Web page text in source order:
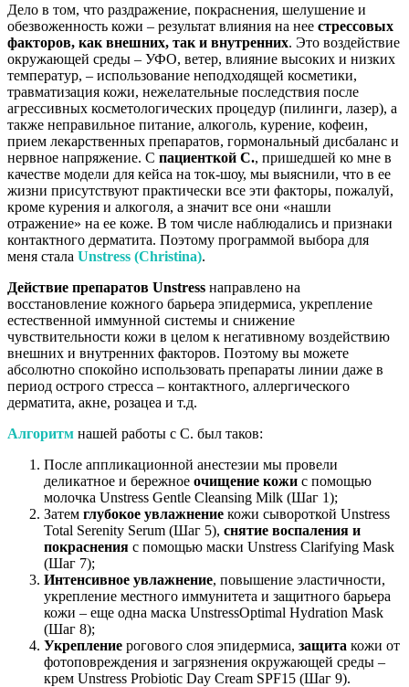
Дело в том, что раздражение, покраснения, шелушение и
обезвоженность кожи – результат влияния на нее стрессовых
факторов, как внешних, так и внутренних. Это воздействие
окружающей среды – УФО, ветер, влияние высоких и низких
температур, – использование неподходящей косметики,
травматизация кожи, нежелательные последствия после
агрессивных косметологических процедур (пилинги, лазер), а
также неправильное питание, алкоголь, курение, кофеин,
прием лекарственных препаратов, гормональный дисбаланс и
нервное напряжение. С пациенткой С., пришедшей ко мне в
качестве модели для кейса на ток-шоу, мы выяснили, что в ее
жизни присутствуют практически все эти факторы, пожалуй,
кроме курения и алкоголя, а значит все они «нашли
отражение» на ее коже. В том числе наблюдались и признаки
контактного дерматита. Поэтому программой выбора для
меня стала Unstress (Christina).
Действие препаратов Unstress направлено на
восстановление кожного барьера эпидермиса, укрепление
естественной иммунной системы и снижение
чувствительности кожи в целом к негативному воздействию
внешних и внутренних факторов. Поэтому вы можете
абсолютно спокойно использовать препараты линии даже в
период острого стресса – контактного, аллергического
дерматита, акне, розацеа и т.д.
Алгоритм нашей работы с С. был таков:
После аппликационной анестезии мы провели
деликатное и бережноe очищение кожи с помощью
молочка Unstress Gentle Cleansing Milk (Шаг 1);
Затем глубокое увлажнение кожи сывороткой Unstress
Total Serenity Serum (Шаг 5), снятие воспаления и
покраснения с помощью маски Unstress Clarifying Mask
(Шаг 7);
Интенсивное увлажнение, повышение эластичности,
укрепление местного иммунитета и защитного барьера
кожи – еще одна маска UnstressOptimal Hydration Mask
(Шаг 8);
Укрепление рогового слоя эпидермиса, защита кожи от
фотоповреждения и загрязнения окружающей среды –
крем Unstress Probiotic Day Cream SPF15 (Шаг 9).